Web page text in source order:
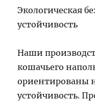
Экологическая
устойчивость
Наши
кошачьего
ориентированы
устойчивость.